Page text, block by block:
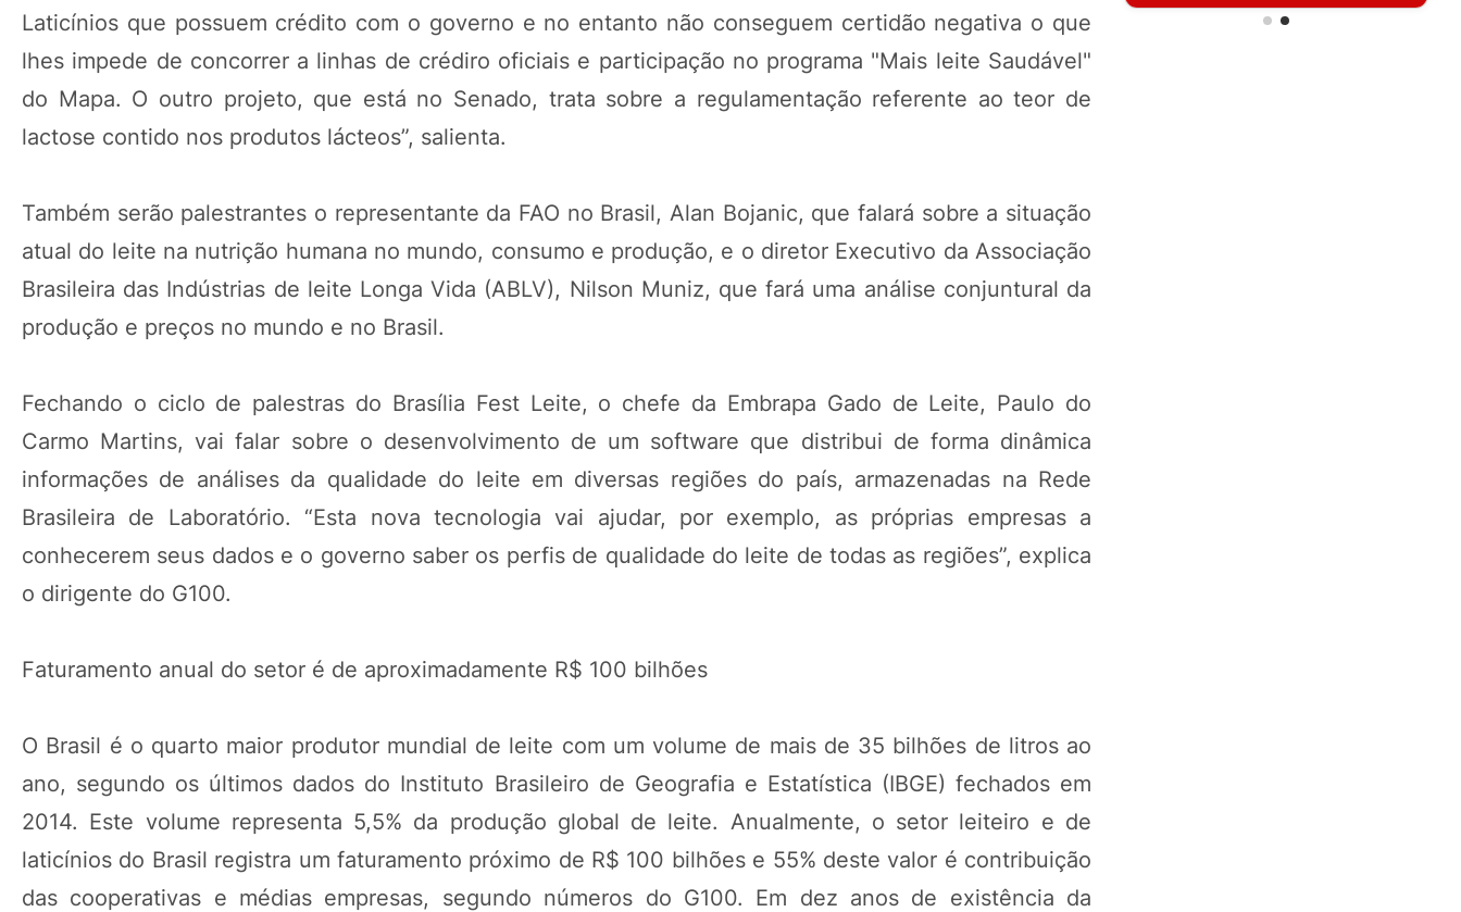
Laticínios que possuem crédito com o governo e no entanto não conseguem certidão negativa o que
lhes impede de concorrer a linhas de crédiro oficiais e participação no programa "Mais leite Saudável"
do Mapa. O outro projeto, que está no Senado, trata sobre a regulamentação referente ao teor de
lactose contido nos produtos lácteos”, salienta.
Também serão palestrantes o representante da FAO no Brasil, Alan Bojanic, que falará sobre a situação
atual do leite na nutrição humana no mundo, consumo e produção, e o diretor Executivo da Associação
Brasileira das Indústrias de leite Longa Vida (ABLV), Nilson Muniz, que fará uma análise conjuntural da
produção e preços no mundo e no Brasil.
Fechando o ciclo de palestras do Brasília Fest Leite, o chefe da Embrapa Gado de Leite, Paulo do
Carmo Martins, vai falar sobre o desenvolvimento de um software que distribui de forma dinâmica
informações de análises da qualidade do leite em diversas regiões do país, armazenadas na Rede
Brasileira de Laboratório. “Esta nova tecnologia vai ajudar, por exemplo, as próprias empresas a
conhecerem seus dados e o governo saber os perfis de qualidade do leite de todas as regiões”, explica
o dirigente do G100.
Faturamento anual do setor é de aproximadamente R$ 100 bilhões
O Brasil é o quarto maior produtor mundial de leite com um volume de mais de 35 bilhões de litros ao
ano, segundo os últimos dados do Instituto Brasileiro de Geografia e Estatística (IBGE) fechados em
2014. Este volume representa 5,5% da produção global de leite. Anualmente, o setor leiteiro e de
laticínios do Brasil registra um faturamento próximo de R$ 100 bilhões e 55% deste valor é contribuição
das cooperativas e médias empresas, segundo números do G100. Em dez anos de existência da